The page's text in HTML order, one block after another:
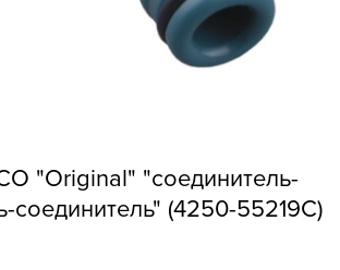
"Original" "соединитель-
соединитель" (4250-55219C)